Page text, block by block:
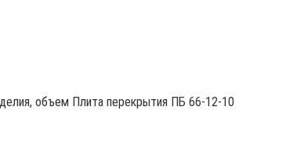
объем Плита перекрытия ПБ 66-12-10